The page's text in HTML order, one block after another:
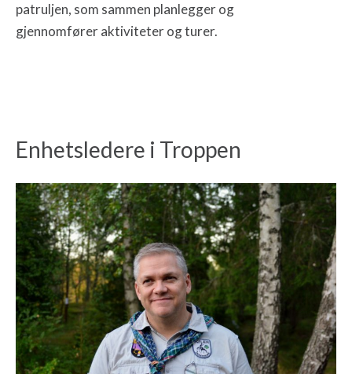
patruljen, som sammen planlegger og
gjennomfører aktiviteter og turer.
Enhetsledere i Troppen